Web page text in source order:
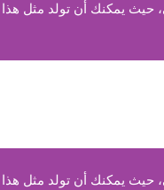
يمكنك أن تولد مثل
يمكنك أن تولد مثل